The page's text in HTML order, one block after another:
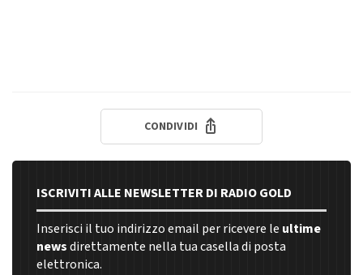
CONDIVIDI
ISCRIVITI ALLE NEWSLETTER DI RADIO GOLD
Inserisci il tuo indirizzo email per ricevere le ultime
newsdirettamente nella tua casella di posta
elettronica.